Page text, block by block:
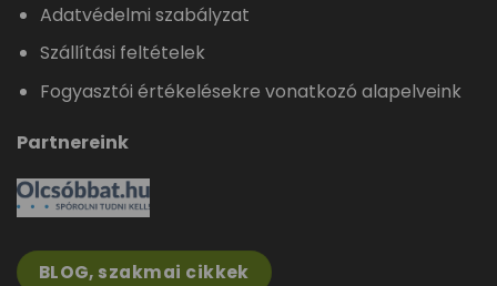
Adatvédelmi szabályzat
Szállítási feltételek
Fogyasztói értékelésekre vonatkozó alapelveink
Partnereink
BLOG, szakmai cikkek